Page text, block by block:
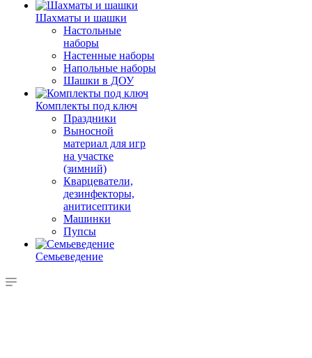
Шахматы и шашки
Настольные
наборы
Настенные наборы
Напольные наборы
Шашки в ДОУ
Комплекты под ключ
Праздники
Выносной
материал для игр
на участке
(зимний)
Кварцеватели,
дезинфекторы,
анитисептики
Машинки
Пупсы
Семьеведение